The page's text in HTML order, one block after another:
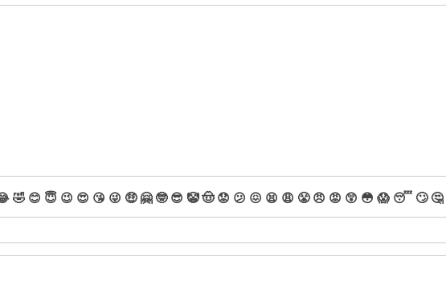
🤣 😊 😇 😉 😍 😘 😜 🤑 🤗 🤓 😎 🤡🤠 😟 😕 😖 😫 😩 😤 😠 😡 😲 😳 😱 😴 🙄 🤔